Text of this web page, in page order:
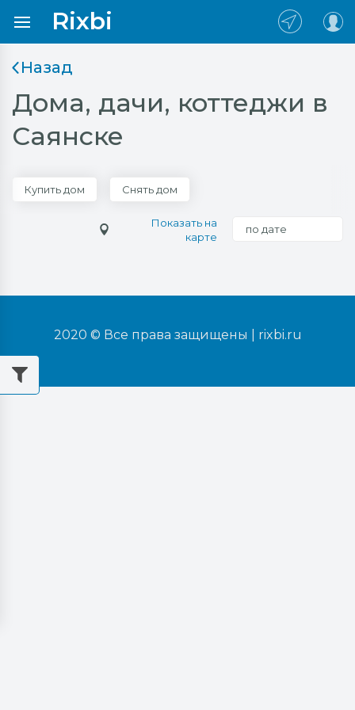
Rixbi
Назад
Дома, дачи, коттеджи в
Саянске
Купить дом Снять дом
Показать на
карте
по дате
2020 © Все права защищены | rixbi.ru